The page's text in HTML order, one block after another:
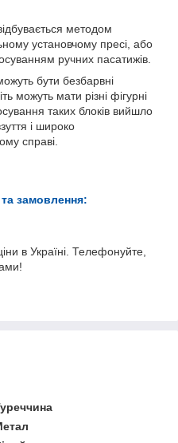
методом
установчому пресі, або
ручних пасатижів.
бути безбарвні
можуть мати різні фігурні
таких блоків вийшло
і широко
справі.
та замовлення:
в Україні. Телефонуйте,